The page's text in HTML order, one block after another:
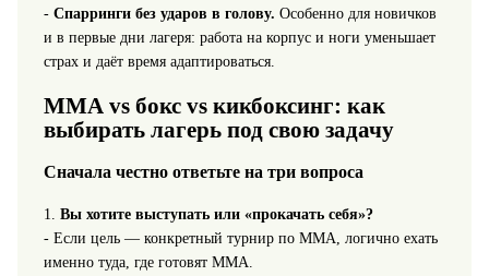
- Спарринги без ударов в голову. Особенно для новичков
и в первые дни лагеря: работа на корпус и ноги уменьшает
страх и даёт время адаптироваться.
ММА vs бокс vs кикбоксинг: как
выбирать лагерь под свою задачу
Сначала честно ответьте на три вопроса
1. Вы хотите выступать или «прокачать себя»?
- Если цель — конкретный турнир по ММА, логично ехать
именно туда, где готовят ММА.